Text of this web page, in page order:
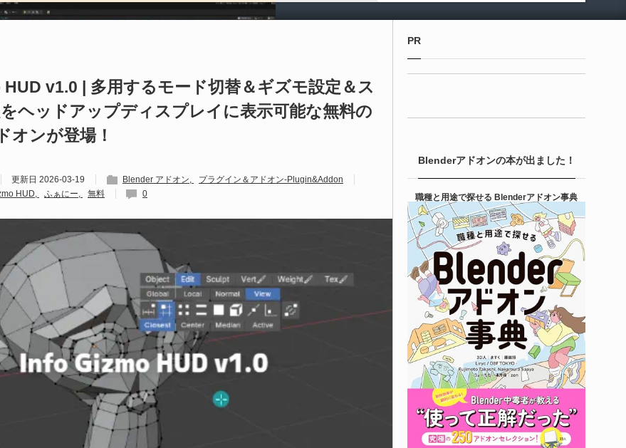
Pipe It | 直感的にパイプ形状を構築出来るUnre
al Engine 5...
2026-08-05
Directive Utilities | ブループリントライブラリ
やエディタス...
2026-08-03
Unreal Directiveによる「Directive Utilities」はブループリントライ
ブラリやエディタスクリプト API の機能不足を補うオープンソー
スの Unreal Engine プラグインです。FabとGithub上で無料公開さ
v1.0 | 多用するモード切替＆ギズモ設定＆ス
ヘッドアップディスプレイに表示可能な無料の
オンが登場！
更新日 2026-03-19 Blender アドオン
プラグイン＆アドオン-Plugin&Addon
HUD ふぁにー 無料 0
PR
Blenderアドオンの本が出ました！
職種と用途で探せる Blenderアドオン事典